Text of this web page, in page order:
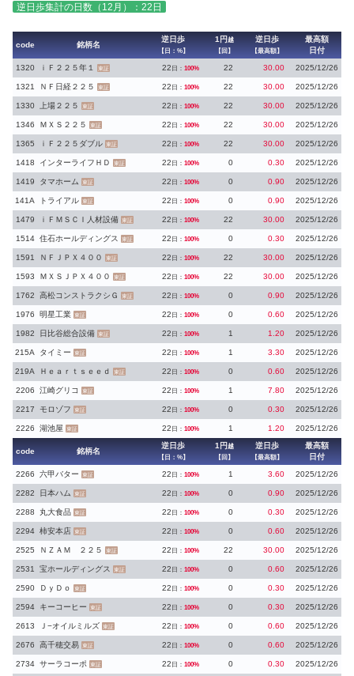
逆日歩集計の日数（12月）：22日
code 銘柄名
逆日歩
【日：%】
1円 越
【回】
逆日歩
【最高額】
最高額
日付
1320
ｉＦ２２５年１ 東証 22 日： 100% 22 30.00 2025/12/26
1321 ＮＦ日経２２５ 東証 22 日： 100% 22 30.00 2025/12/26
1330 上場２２５ 東証 22 日： 100% 22 30.00 2025/12/26
1346 ＭＸＳ２２５ 東証 22 日： 100% 22 30.00 2025/12/26
1365 ｉＦ２２５ダブル 東証 22 日： 100% 22 30.00 2025/12/26
1418 インターライフＨＤ 東証 22 日： 100% 0 0.30 2025/12/26
1419 タマホーム 東証 22 日： 100% 0 0.90 2025/12/26
141A トライアル 東証 22 日： 100% 0 0.90 2025/12/26
1479 ｉＦＭＳＣＩ人材設備 東証 22 日： 100% 22 30.00 2025/12/26
1514 住石ホールディングス 東証 22 日： 100% 0 0.30 2025/12/26
1591 ＮＦＪＰＸ４００ 東証 22 日： 100% 22 30.00 2025/12/26
1593 ＭＸＳＪＰＸ４００ 東証 22 日： 100% 22 30.00 2025/12/26
1762 高松コンストラクシＧ 東証 22 日： 100% 0 0.90 2025/12/26
1976 明星工業 東証 22 日： 100% 0 0.60 2025/12/26
1982 日比谷総合設備 東証 22 日： 100% 1 1.20 2025/12/26
215A タイミー 東証 22 日： 100% 1 3.30 2025/12/26
219A Ｈｅａｒｔｓｅｅｄ 東証 22 日： 100% 0 0.60 2025/12/26
2206 江崎グリコ 東証 22 日： 100% 1 7.80 2025/12/26
2217 モロゾフ 東証 22 日： 100% 0 0.30 2025/12/26
2226 湖池屋 東証 22 日： 100% 1 1.20 2025/12/26
code 銘柄名
逆日歩
【日：%】
1円 越
【回】
逆日歩
【最高額】
最高額
日付
2266
六甲バター 東証 22 日： 100% 1 3.60 2025/12/26
2282 日本ハム 東証 22 日： 100% 0 0.90 2025/12/26
2288 丸大食品 東証 22 日： 100% 0 0.30 2025/12/26
2294 柿安本店 東証 22 日： 100% 0 0.60 2025/12/26
2525 ＮＺＡＭ ２２５ 東証 22 日： 100% 22 30.00 2025/12/26
2531 宝ホールディングス 東証 22 日： 100% 0 0.60 2025/12/26
2590 ＤｙＤｏ 東証 22 日： 100% 0 0.30 2025/12/26
2594 キーコーヒー 東証 22 日： 100% 0 0.30 2025/12/26
2613 Ｊ−オイルミルズ 東証 22 日： 100% 0 0.60 2025/12/26
2676 高千穂交易 東証 22 日： 100% 0 0.60 2025/12/26
2734 サーラコーポ 東証 22 日： 100% 0 0.30 2025/12/26